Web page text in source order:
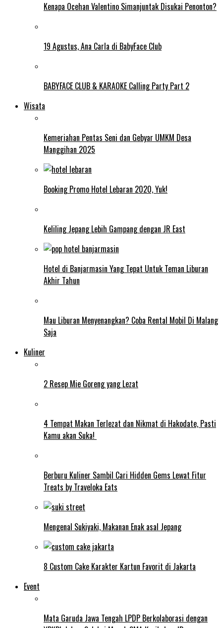
Kenapa Ocehan Valentino Simanjuntak Disukai Penonton?
19 Agustus, Ana Carla di BabyFace Club
BABYFACE CLUB & KARAOKE Calling Party Part 2
Wisata
Kemeriahan Pentas Seni dan Gebyar UMKM Desa
Manggihan 2025
Booking Promo Hotel Lebaran 2020, Yuk!
Keliling Jepang Lebih Gampang dengan JR East
Hotel di Banjarmasin Yang Tepat Untuk Teman Liburan
Akhir Tahun
Mau Liburan Menyenangkan? Coba Rental Mobil Di Malang
Saja
Kuliner
2 Resep Mie Goreng yang Lezat
4 Tempat Makan Terlezat dan Nikmat di Hakodate, Pasti
Kamu akan Suka!
Berburu Kuliner Sambil Cari Hidden Gems Lewat Fitur
Treats by Traveloka Eats
Mengenal Sukiyaki, Makanan Enak asal Jepang
8 Custom Cake Karakter Kartun Favorit di Jakarta
Event
Mata Garuda Jawa Tengah LPDP Berkolaborasi dengan